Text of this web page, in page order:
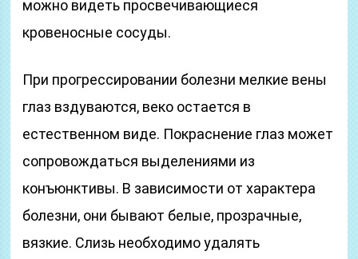
можно видеть просвечивающиеся
кровеносные сосуды.
При прогрессировании болезни мелкие вены
глаз вздуваются, веко остается в
естественном виде. Покраснение глаз может
сопровождаться выделениями из
конъюнктивы. В зависимости от характера
болезни, они бывают белые, прозрачные,
вязкие. Слизь необходимо удалять